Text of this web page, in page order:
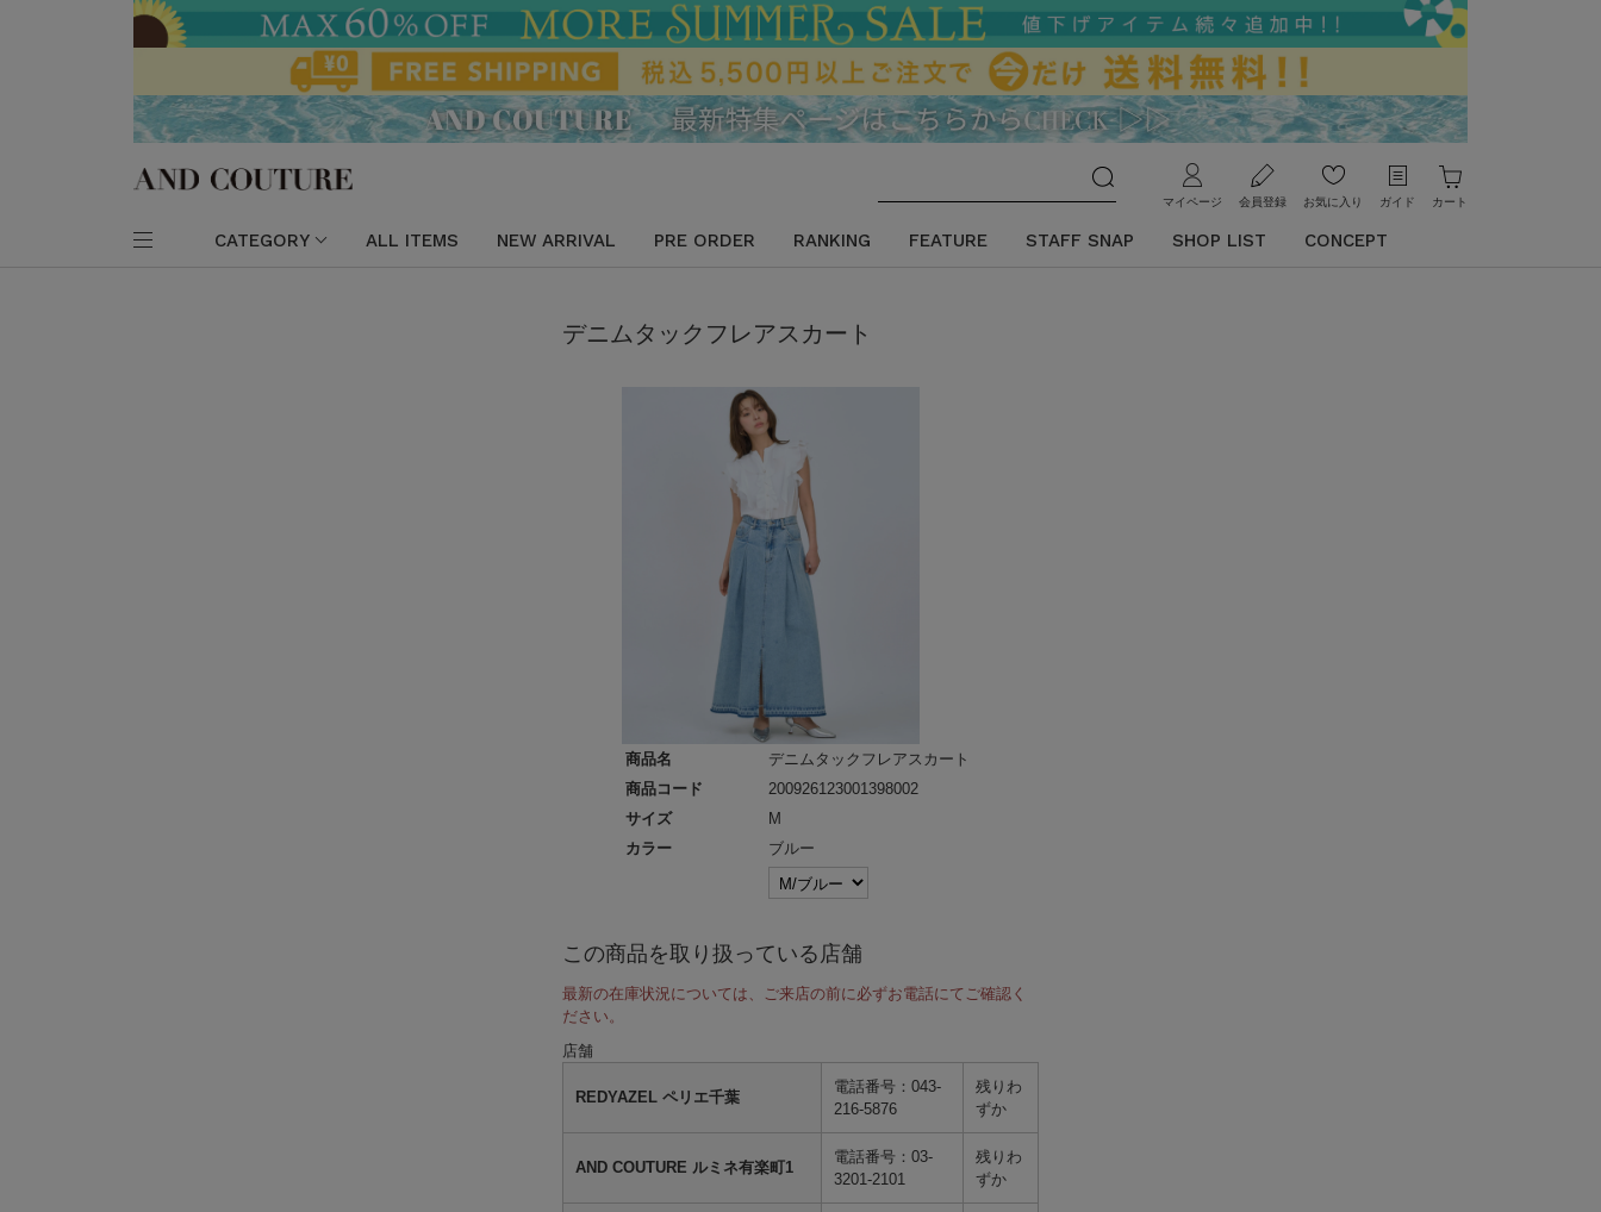
マイページ 会員登録 お気に入り ガイド カート
CATEGORY ALL ITEMS NEW ARRIVAL PRE ORDER RANKING FEATURE STAFF SNAP SHOP LIST CONCEPT
デニムタックフレアスカート
商品名
デニムタックフレアスカート
商品コード
200926123001398002
サイズ
M
カラー
ブルー
この商品を取り扱っている店舗
最新の在庫状況については、ご来店の前に必ずお電話にてご確認く
ださい。
店舗
REDYAZEL ペリエ千葉
電話番号：043-
216-5876
残りわ
ずか
AND COUTURE ルミネ有楽町1
電話番号：03-
3201-2101
残りわ
ずか